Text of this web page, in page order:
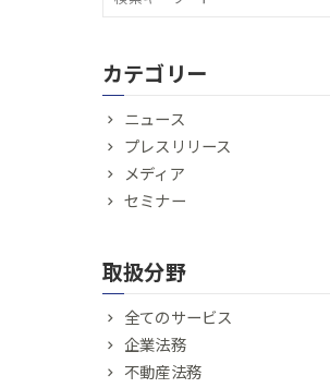
カテゴリー
ニュース
プレスリリース
メディア
セミナー
取扱分野
全てのサービス
企業法務
不動産法務